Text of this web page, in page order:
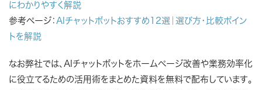
にわかりやすく解説
参考ページ： AIチャットボットおすすめ12選｜選び方・比較ポイン
トを解説
なお弊社では、AIチャットボットをホームページ改善や業務効率化
に役立てるための活用術をまとめた資料を無料で配布しています。